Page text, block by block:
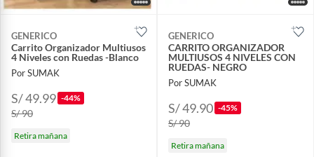
GENERICO
Carrito Organizador Multiusos
4 Niveles con Ruedas -Blanco
Por SUMAK
S/ 49.99 -44%
S/ 90
Retira mañana
GENERICO
CARRITO ORGANIZADOR
MULTIUSOS 4 NIVELES CON
RUEDAS- NEGRO
Por SUMAK
S/ 49.90 -45%
S/ 90
Retira mañana